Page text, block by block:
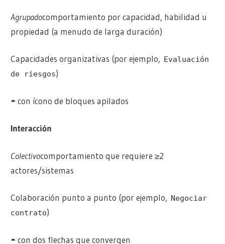
Agrupadocomportamiento por capacidad, habilidad u
propiedad (a menudo de larga duración)
Capacidades organizativas (por ejemplo, Evaluación
de riesgos)
◓ con ícono de bloques apilados
Interacción
Colectivocomportamiento que requiere ≥2
actores/sistemas
Colaboración punto a punto (por ejemplo, Negociar
contrato)
◓ con dos flechas que convergen